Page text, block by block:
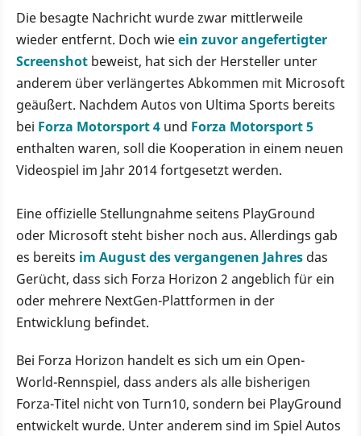
Die besagte Nachricht wurde zwar mittlerweile
wieder entfernt. Doch wieein zuvor angefertigter
Screenshot beweist, hat sich der Hersteller unter
anderem über verlängertes Abkommen mit Microsoft
geäußert. Nachdem Autos von Ultima Sports bereits
bei Forza Motorsport 4 und Forza Motorsport 5
enthalten waren, soll die Kooperation in einem neuen
Videospiel im Jahr 2014 fortgesetzt werden.
Eine offizielle Stellungnahme seitens PlayGround
oder Microsoft steht bisher noch aus. Allerdings gab
es bereits im August des vergangenen Jahres das
Gerücht, dass sich Forza Horizon 2 angeblich für ein
oder mehrere NextGen-Plattformen in der
Entwicklung befindet.
Bei Forza Horizon handelt es sich um ein Open-
World-Rennspiel, dass anders als alle bisherigen
Forza-Titel nicht von Turn10, sondern bei PlayGround
entwickelt wurde. Unter anderem sind im Spiel Autos